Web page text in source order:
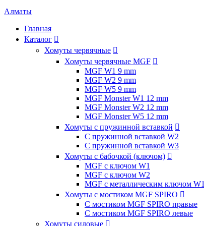
Алматы
Главная
Каталог 
Хомуты червячные 
Хомуты червячные MGF 
MGF W1 9 mm
MGF W2 9 mm
MGF W5 9 mm
MGF Monster W1 12 mm
MGF Monster W2 12 mm
MGF Monster W5 12 mm
Хомуты с пружинной вставкой 
С пружинной вставкой W2
С пружинной вставкой W3
Хомуты с бабочкой (ключом) 
MGF с ключом W1
MGF с ключом W2
MGF с металлическим ключом W1
Хомуты с мостиком MGF SPIRO 
С мостиком MGF SPIRO правые
С мостиком MGF SPIRO левые
Хомуты силовые 